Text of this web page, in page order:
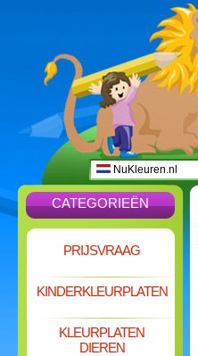
NuKleuren.nl
CATEGORIEËN
PRIJSVRAAG
KINDERKLEURPLATEN
KLEURPLATEN
DIEREN